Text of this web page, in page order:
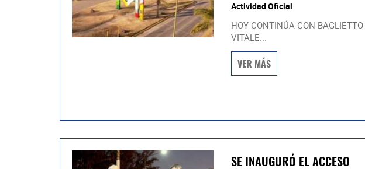
Actividad Oficial
HOY CONTINÚA CON BAGLIETTO
VITALE...
VER MÁS
SE INAUGURÓ EL ACCESO